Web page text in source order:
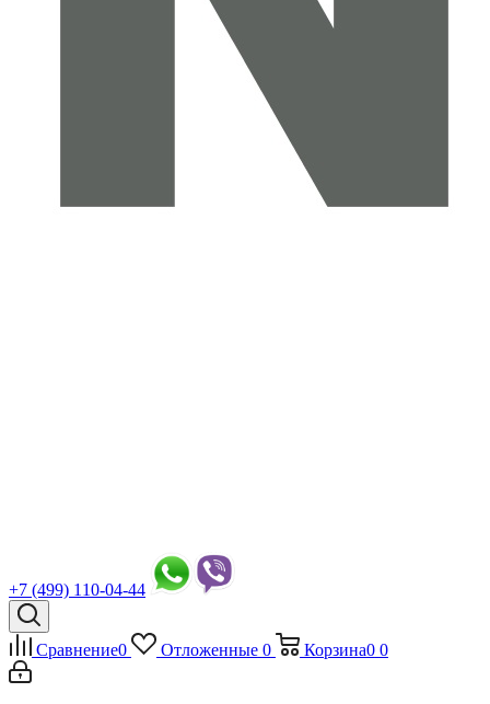
+7 (499) 110-04-44
Сравнение0 Отложенные 0 Корзина0 0